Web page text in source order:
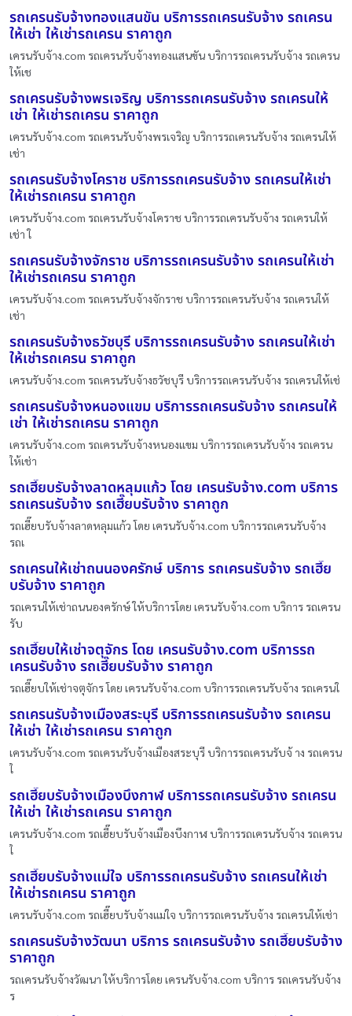
รถเครนรับจ้างทองแสนขัน บริการรถเครนรับจ้าง รถเครน
ให้เช่า ให้เช่ารถเครน ราคาถูก
เครนรับจ้าง.com รถเครนรับจ้างทองแสนขัน บริการรถเครนรับจ้าง รถเครน
ให้เช
รถเครนรับจ้างพรเจริญ บริการรถเครนรับจ้าง รถเครนให้
เช่า ให้เช่ารถเครน ราคาถูก
เครนรับจ้าง.com รถเครนรับจ้างพรเจริญ บริการรถเครนรับจ้าง รถเครนให้
เช่า
รถเครนรับจ้างโคราช บริการรถเครนรับจ้าง รถเครนให้เช่า
ให้เช่ารถเครน ราคาถูก
เครนรับจ้าง.com รถเครนรับจ้างโคราช บริการรถเครนรับจ้าง รถเครนให้
เช่า ใ
รถเครนรับจ้างจักราช บริการรถเครนรับจ้าง รถเครนให้เช่า
ให้เช่ารถเครน ราคาถูก
เครนรับจ้าง.com รถเครนรับจ้างจักราช บริการรถเครนรับจ้าง รถเครนให้
เช่า
รถเครนรับจ้างธวัชบุรี บริการรถเครนรับจ้าง รถเครนให้เช่า
ให้เช่ารถเครน ราคาถูก
เครนรับจ้าง.com รถเครนรับจ้างธวัชบุรี บริการรถเครนรับจ้าง รถเครนให้เช่
รถเครนรับจ้างหนองแขม บริการรถเครนรับจ้าง รถเครนให้
เช่า ให้เช่ารถเครน ราคาถูก
เครนรับจ้าง.com รถเครนรับจ้างหนองแขม บริการรถเครนรับจ้าง รถเครน
ให้เช่า
รถเฮี๊ยบรับจ้างลาดหลุมแก้ว โดย เครนรับจ้าง.com บริการ
รถเครนรับจ้าง รถเฮี๊ยบรับจ้าง ราคาถูก
รถเฮี๊ยบรับจ้างลาดหลุมแก้ว โดย เครนรับจ้าง.com บริการรถเครนรับจ้าง
รถเ
รถเครนให้เช่าถนนองครักษ์ บริการ รถเครนรับจ้าง รถเฮี๊ย
บรับจ้าง ราคาถูก
รถเครนให้เช่าถนนองครักษ์ ให้บริการโดย เครนรับจ้าง.com บริการ รถเครน
รับ
รถเฮี๊ยบให้เช่าจตุจักร โดย เครนรับจ้าง.com บริการรถ
เครนรับจ้าง รถเฮี๊ยบรับจ้าง ราคาถูก
รถเฮี๊ยบให้เช่าจตุจักร โดย เครนรับจ้าง.com บริการรถเครนรับจ้าง รถเครนใ
รถเครนรับจ้างเมืองสระบุรี บริการรถเครนรับจ้าง รถเครน
ให้เช่า ให้เช่ารถเครน ราคาถูก
เครนรับจ้าง.com รถเครนรับจ้างเมืองสระบุรี บริการรถเครนรับจ้ าง รถเครน
ใ
รถเฮี๊ยบรับจ้างเมืองบึงกาฬ บริการรถเครนรับจ้าง รถเครน
ให้เช่า ให้เช่ารถเครน ราคาถูก
เครนรับจ้าง.com รถเฮี๊ยบรับจ้างเมืองบึงกาฬ บริการรถเครนรับจ้าง รถเครน
ใ
รถเฮี๊ยบรับจ้างแม่ใจ บริการรถเครนรับจ้าง รถเครนให้เช่า
ให้เช่ารถเครน ราคาถูก
เครนรับจ้าง.com รถเฮี๊ยบรับจ้างแม่ใจ บริการรถเครนรับจ้าง รถเครนให้เช่า
รถเครนรับจ้างวัฒนา บริการ รถเครนรับจ้าง รถเฮี๊ยบรับจ้าง
ราคาถูก
รถเครนรับจ้างวัฒนา ให้บริการโดย เครนรับจ้าง.com บริการ รถเครนรับจ้าง
ร